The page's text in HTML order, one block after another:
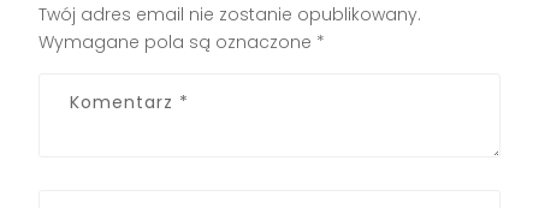
Twój adres email nie zostanie opublikowany.
Wymagane pola są oznaczone *